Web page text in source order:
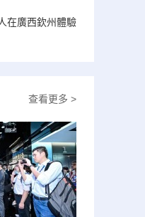
在廣西欽州體驗
查看更多 >